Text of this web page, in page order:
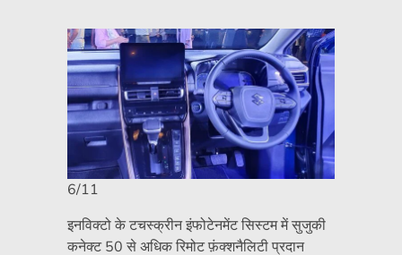
6/11
इनविक्टो के टचस्क्रीन इंफोटेनमेंट सिस्टम में सुजुकी
कनेक्ट 50 से अधिक रिमोट फ़ंक्शनैलिटी प्रदान